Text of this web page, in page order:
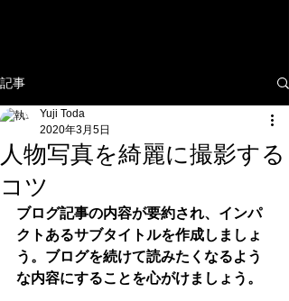
記事
人物写真を綺麗に撮影する
コツ
Yuji Toda
2020年3月5日
ブログ記事の内容が要約され、インパ
クトあるサブタイトルを作成しましょ
う。ブログを続けて読みたくなるよう
な内容にすることを心がけましょう。